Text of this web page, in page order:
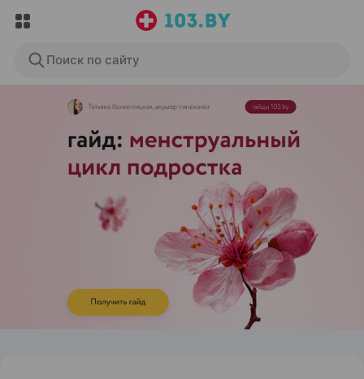
Поиск по сайту
ЭФФЕКТИВНАЯ РЕКЛАМА НА САЙТЕ